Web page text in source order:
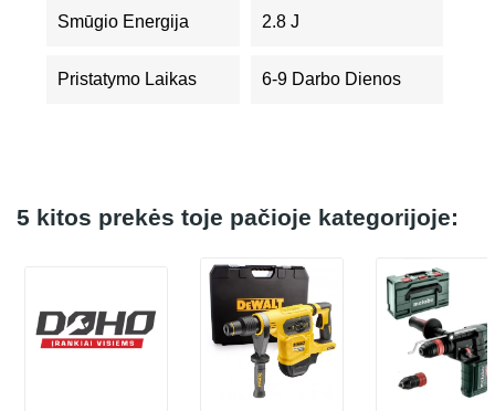
Smūgio Energija 2.8 J
Pristatymo Laikas 6-9 Darbo Dienos
5 kitos prekės toje pačioje kategorijoje: